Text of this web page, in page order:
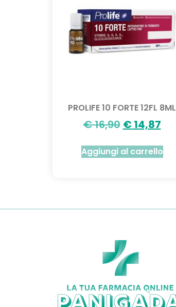
PROLIFE 10 FORTE 12FL 8ML
€16,90 €14,87
Aggiungi al carrello